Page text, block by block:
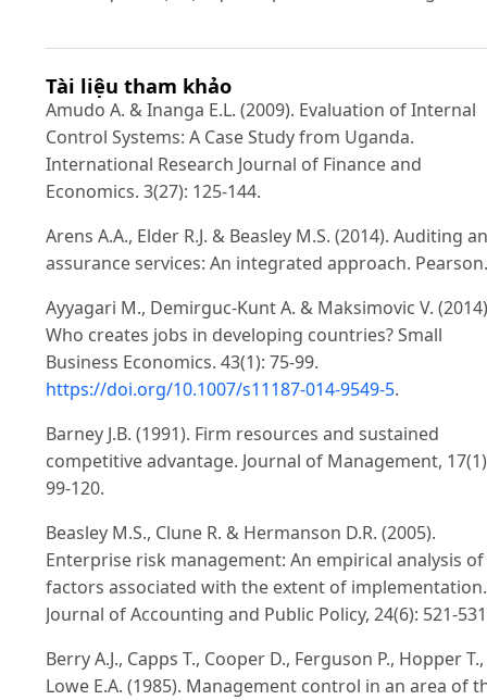
Tài liệu tham khảo
Amudo A. & Inanga E.L. (2009). Evaluation of Internal
Control Systems: A Case Study from Uganda.
International Research Journal of Finance and
Economics. 3(27): 125-144.
Arens A.A., Elder R.J. & Beasley M.S. (2014). Auditing
assurance services: An integrated approach. Pearson.
Ayyagari M., Demirguc-Kunt A. & Maksimovic V.
Who creates jobs in developing countries? Small
Business Economics. 43(1): 75-99.
https://doi.org/10.1007/s11187-014-9549-5.
Barney J.B. (1991). Firm resources and sustained
competitive advantage. Journal of Management,
99-120.
Beasley M.S., Clune R. & Hermanson D.R. (2005).
Enterprise risk management: An empirical analysis of
factors associated with the extent of implementation.
Journal of Accounting and Public Policy, 24(6): 521-
Berry A.J., Capps T., Cooper D., Ferguson P., Hopper
Lowe E.A. (1985). Management control in an area of